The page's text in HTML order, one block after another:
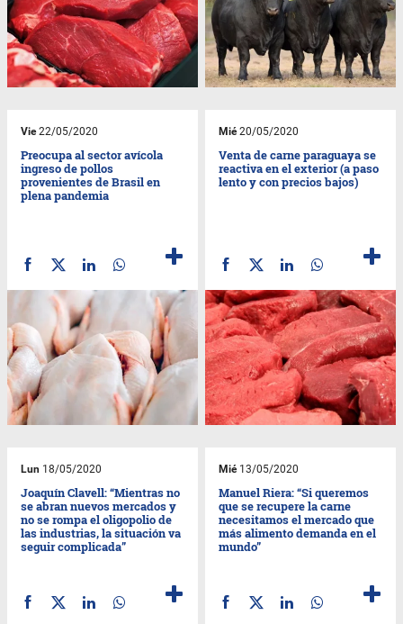
Vie22/05/2020
Preocupa al sector avícola
ingreso de pollos
provenientes de Brasil en
plena pandemia
Mié20/05/2020
Venta de carne paraguaya se
reactiva en el exterior (a paso
lento y con precios bajos)
Lun 18/05/2020
Joaquín Clavell: “Mientras no
se abran nuevos mercados y
no se rompa el oligopolio de
las industrias, la situación va
seguir complicada”
Mié13/05/2020
Manuel Riera: “Si queremos
que se recupere la carne
necesitamos el mercado que
más alimento demanda en el
mundo”